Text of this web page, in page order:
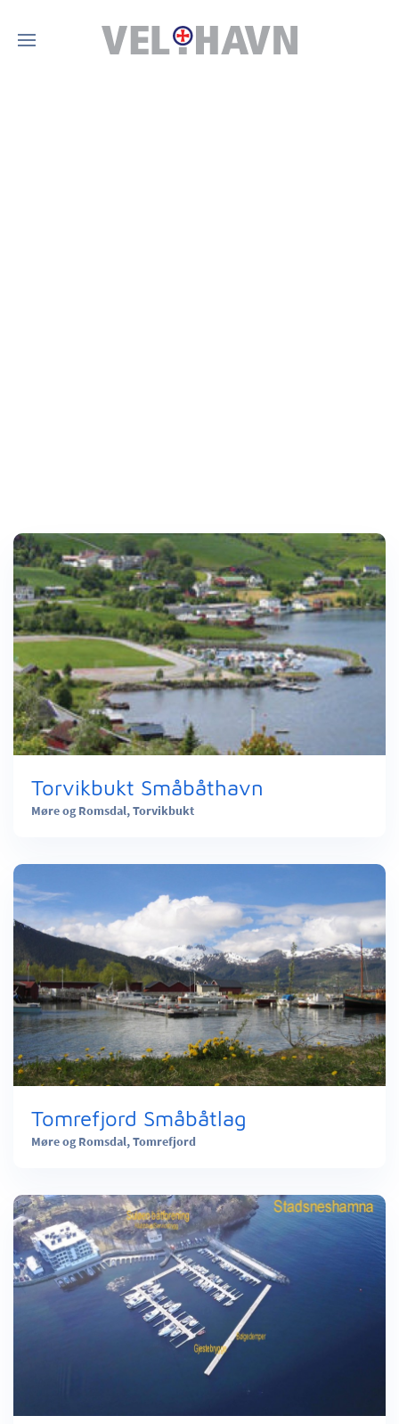
Torvikbukt Småbåthavn
Møre og Romsdal,Torvikbukt
Tomrefjord Småbåtlag
Møre og Romsdal,Tomrefjord